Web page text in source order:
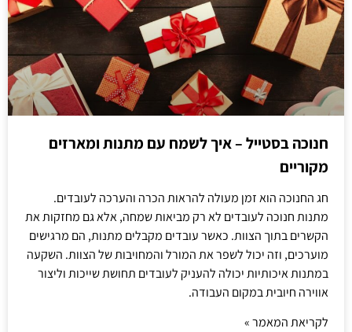
חנוכה בסטייל – איך לשמח עם מתנות ומארזים
מקוריים
חג החנוכה הוא זמן מעולה להראות הכרה והערכה לעובדים.
מתנות חנוכה לעובדים לא רק מביאות שמחה, אלא גם מחזקות את
הקשרים בתוך הצוות. כאשר עובדים מקבלים מתנות, הם מרגישים
מוערכים, וזה יכול לשפר את המורל והמחויבות של הצוות. השקעה
במתנות איכותיות יכולה להעניק לעובדים תחושת שייכות וליצור
אווירה חיובית במקום העבודה.
לקריאת המאמר »